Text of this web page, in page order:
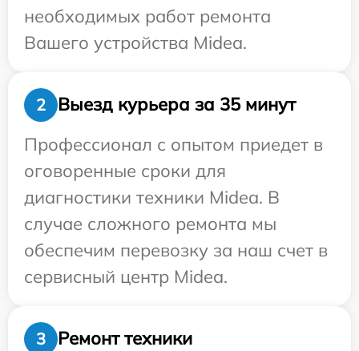
необходимых работ ремонта
Вашего устройства Midea.
2
Выезд курьера за 35 минут
Профессионал с опытом приедет в
оговоренные сроки для
диагностики техники Midea. В
случае сложного ремонта мы
обеспечим перевозку за наш счет в
сервисный центр Midea.
3
Ремонт техники